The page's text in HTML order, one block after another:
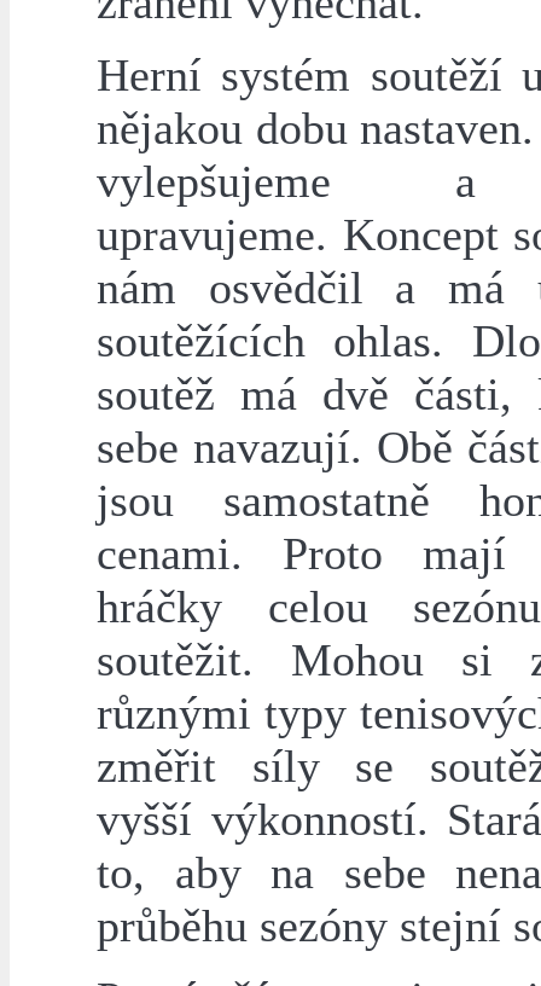
Herní systém soutěží
nějakou dobu
vylepšujeme a
upravujeme. Koncept
nám osvědčil a má
soutěžících ohlas.
soutěž má dvě části,
sebe navazují. Obě
jsou samostatně
cenami. Proto
hráčky celou
soutěžit. Mohou si
různými typy
změřit síly se
vyšší výkonností.
to, aby na sebe
průběhu sezóny stejní